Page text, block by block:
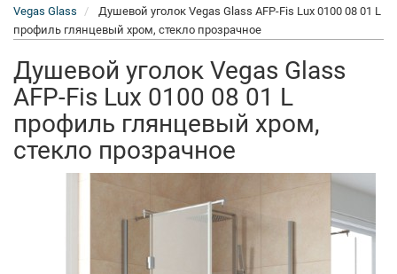
Vegas Glass
Душевой уголок Vegas Glass AFP-Fis Lux 0100 08 01 L
профиль глянцевый хром, стекло прозрачное
Душевой уголок Vegas Glass
AFP-Fis Lux 0100 08 01 L
профиль глянцевый хром,
стекло прозрачное